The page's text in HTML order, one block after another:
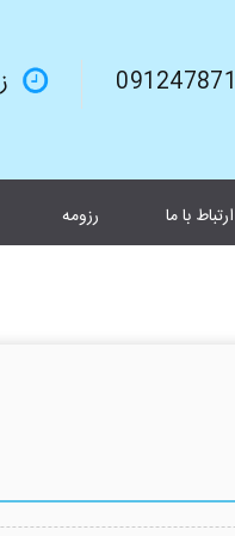
ارتباط با ما رزومه